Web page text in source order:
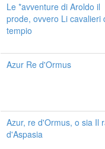
Le *avventure di Aroldo il
prode, ovvero Li cavalieri
tempio
Azur Re d'Ormus
Azur, re d'Ormus, o sia Il
d'Aspasia